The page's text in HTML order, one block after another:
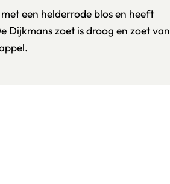
een helderrode blos en heeft
Dijkmans zoet is droog en zoet van